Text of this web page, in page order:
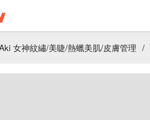
女神紋繡/美睫/熱蠟美肌/皮膚管理 /